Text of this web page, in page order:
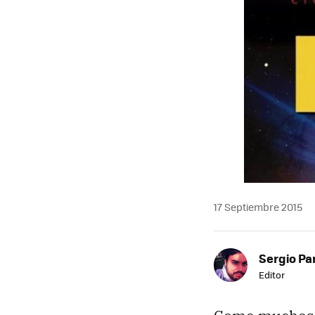
17 Septiembre 2015
Sergio
Editor